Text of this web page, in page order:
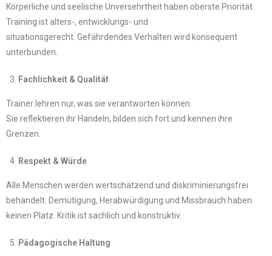
Körperliche und seelische Unversehrtheit haben oberste Priorität.
Training ist alters-, entwicklungs- und
situationsgerecht. Gefährdendes Verhalten wird konsequent
unterbunden.
Fachlichkeit & Qualität
Trainer lehren nur, was sie verantworten können.
Sie reflektieren ihr Handeln, bilden sich fort und kennen ihre
Grenzen.
Respekt & Würde
Alle Menschen werden wertschätzend und diskriminierungsfrei
behandelt. Demütigung, Herabwürdigung und Missbrauch haben
keinen Platz. Kritik ist sachlich und konstruktiv.
Pädagogische Haltung